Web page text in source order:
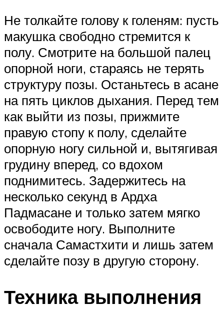
Не толкайте голову к голеням: пусть
макушка свободно стремится к
полу. Смотрите на большой палец
опорной ноги, стараясь не терять
структуру позы. Останьтесь в асане
на пять циклов дыхания. Перед тем
как выйти из позы, прижмите
правую стопу к полу, сделайте
опорную ногу сильной и, вытягивая
грудину вперед, со вдохом
поднимитесь. Задержитесь на
несколько секунд в Ардха
Падмасане и только затем мягко
освободите ногу. Выполните
сначала Самастхити и лишь затем
сделайте позу в другую сторону.
Техника выполнения